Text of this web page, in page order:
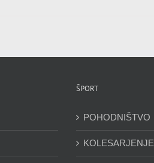
ŠPORT
POHODNIŠTVO
KOLESARJENJE